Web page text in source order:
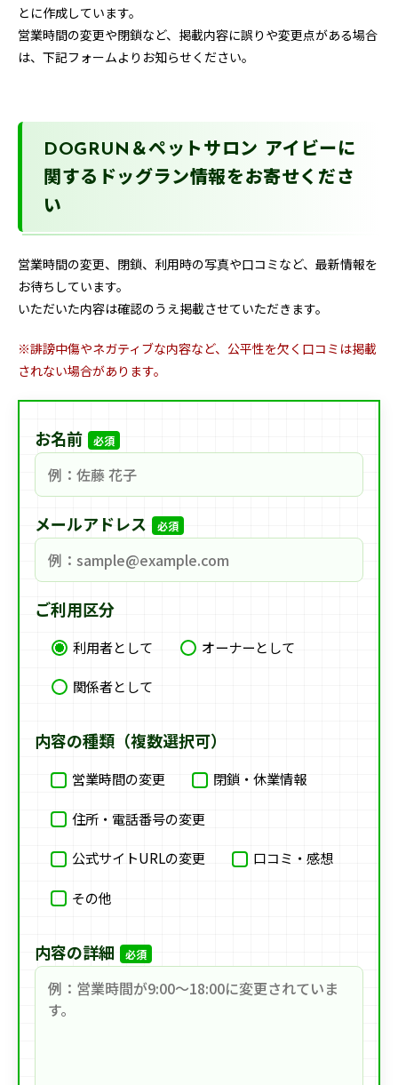
とに作成しています。
営業時間の変更や閉鎖など、掲載内容に誤りや変更点がある場合
は、下記フォームよりお知らせください。
DOGRUN＆ペットサロン アイビーに
関するドッグラン情報をお寄せくださ
い
営業時間の変更、閉鎖、利用時の写真や口コミなど、最新情報を
お待ちしています。
いただいた内容は確認のうえ掲載させていただきます。
※誹謗中傷やネガティブな内容など、公平性を欠く口コミは掲載
されない場合があります。
お名前 必須
メールアドレス 必須
ご利用区分
利用者として
オーナーとして
関係者として
内容の種類（複数選択可）
営業時間の変更 閉鎖・休業情報
住所・電話番号の変更
公式サイトURLの変更 口コミ・感想
その他
内容の詳細 必須